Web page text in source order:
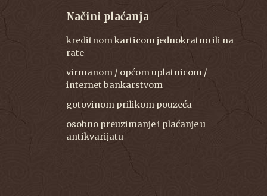
Načini plaćanja
kreditnom karticom jednokratno ili na
rate
virmanom / općom uplatnicom /
internet bankarstvom
gotovinom prilikom pouzeća
osobno preuzimanje i plaćanje u
antikvarijatu